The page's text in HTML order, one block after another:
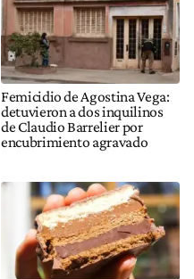
Femicidio de Agostina Vega:
detuvieron a dos inquilinos
de Claudio Barrelier por
encubrimiento agravado